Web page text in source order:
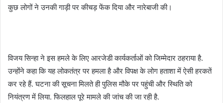
कुछ लोगों ने उनकी गाड़ी पर कीचड़ फेंक दिया और नारेबाजी की।
विजय सिन्हा ने इस हमले के लिए आरजेडी कार्यकर्ताओं को जिम्मेदार ठहराया है.
उन्होंने कहा कि यह लोकतंत्र पर हमला है और विपक्ष के लोग हताशा में ऐसी हरकतें
कर रहे हैं. घटना की सूचना मिलते ही पुलिस मौके पर पहुंची और स्थिति को
नियंत्रण में लिया. फिलहाल पूरे मामले की जांच की जा रही है.